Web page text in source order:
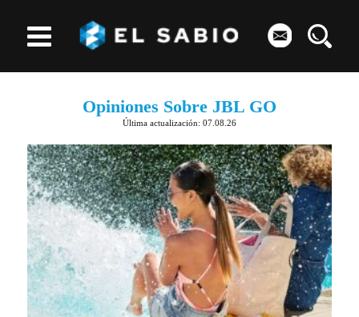
Opiniones Sobre JBL GO
Última actualización: 07.08.26